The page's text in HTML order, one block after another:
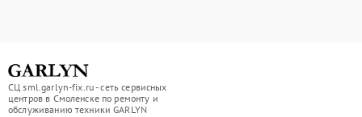
СЦ sml.garlyn-fix.ru - сеть сервисных
центров в Смоленске по ремонту и
обслуживанию техники GARLYN